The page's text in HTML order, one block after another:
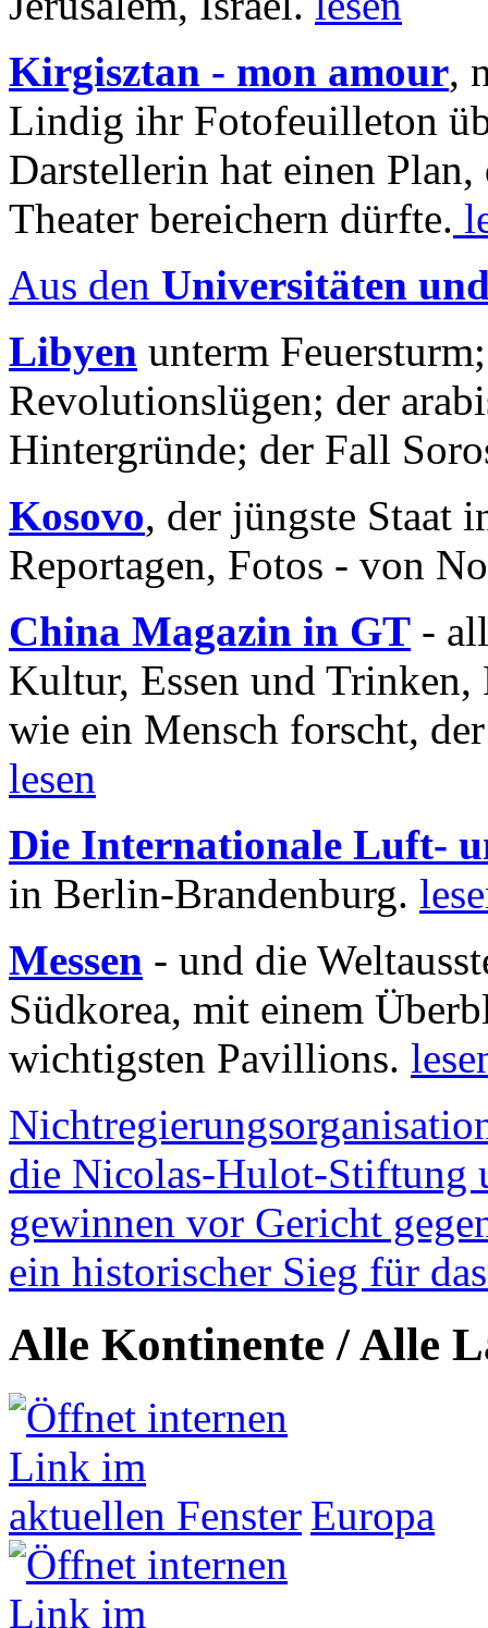
Kirgisztan - mon amour,
Lindig ihr Fotofeuilleton
Darstellerin hat einen Plan,
Theater bereichern dürfte.
Aus den Universitäten
Libyen unterm
Revolutionslügen; der
Hintergründe; der Fall
Kosovo, der jüngste Staat
Reportagen, Fotos - von
China Magazin in GT -
Kultur, Essen und
wie ein Mensch forscht,
lesen
Die Internationale Luft-
in Berlin-Brandenburg.
Messen - und die
Südkorea, mit einem
wichtigsten Pavillions.
die Nicolas-Hulot-Stiftung
gewinnen vor Gericht
ein historischer Sieg für
Alle Kontinente / Alle
Europa